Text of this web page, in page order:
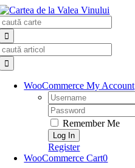
Skip
to
content
WooCommerce My Account
Username:
Password:
Remember Me
Register
WooCommerce Cart0